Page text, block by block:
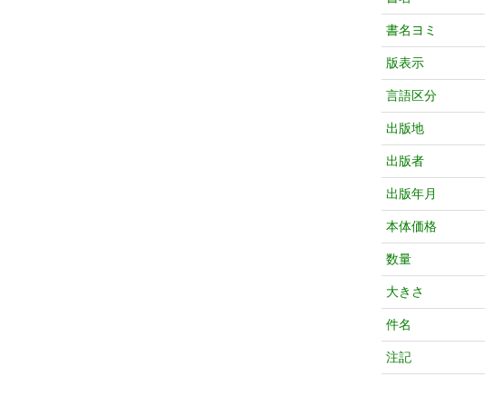
書名ヨミ
版表示
言語区分
出版地
出版者
出版年月
本体価格
数量
大きさ
件名
注記